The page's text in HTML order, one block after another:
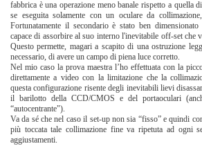
fabbrica è una operazione meno banale rispetto a quella
se eseguita solamente con un oculare da
Fortunatamente il secondario è stato ben
capace di assorbire al suo interno l'inevitabile off-set che
Questo permette, magari a scapito di una ostruzione
necessario, di avere un campo di piena luce corretto.
Nel mio caso la prova maestra l’ho effettuata con la
direttamente a video con la limitazione che la
questa configurazione risente degli inevitabili lievi
il barilotto della CCD/CMOS e del portaoculari
“autocentrante").
Va da sé che nel caso il set-up non sia “fisso” e quindi
più toccata tale collimazione fine va ripetuta ad ogni
aggiustamenti.